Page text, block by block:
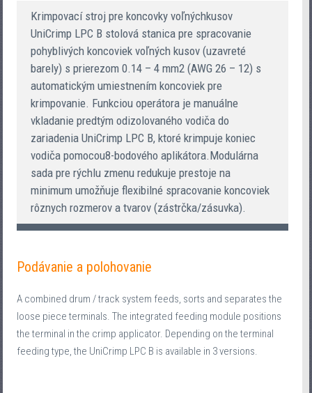
Krimpovací stroj pre koncovky voľnýchkusov
UniCrimp LPC B stolová stanica pre spracovanie
pohyblivých koncoviek voľných kusov (uzavreté
barely) s prierezom 0.14 – 4 mm2 (AWG 26 – 12) s
automatickým umiestnením koncoviek pre
krimpovanie. Funkciou operátora je manuálne
vkladanie predtým odizolovaného vodiča do
zariadenia UniCrimp LPC B, ktoré krimpuje koniec
vodiča pomocou8-bodového aplikátora.Modulárna
sada pre rýchlu zmenu redukuje prestoje na
minimum umožňuje flexibilné spracovanie koncoviek
rôznych rozmerov a tvarov (zástrčka/zásuvka).
Podávanie a polohovanie
A combined drum / track system feeds, sorts and separates the
loose piece terminals. The integrated feeding module positions
the terminal in the crimp applicator. Depending on the terminal
feeding type, the UniCrimp LPC B is available in 3 versions.